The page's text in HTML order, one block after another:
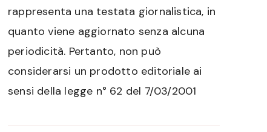
rappresenta una testata giornalistica, in
quanto viene aggiornato senza alcuna
periodicità. Pertanto, non può
considerarsi un prodotto editoriale ai
sensi della legge n° 62 del 7/03/2001